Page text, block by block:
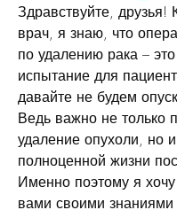
Здравствуйте, друзья!
врач, я знаю, что
по удалению рака –
испытание для
давайте не будем
Ведь важно не только
удаление опухоли, но
полноценной жизни
Именно поэтому я
вами своими знаниями